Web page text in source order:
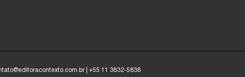
| +55 11 3832-5838